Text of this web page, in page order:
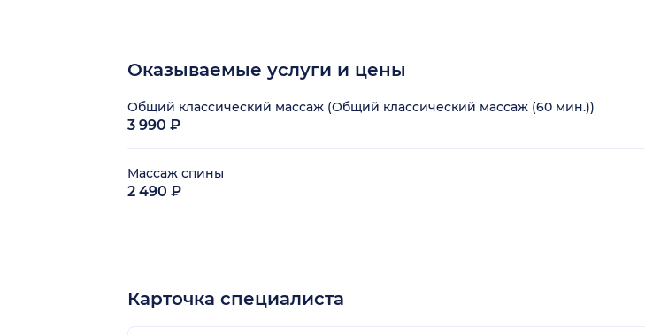
Оказываемые услуги и цены
Общий классический массаж (Общий классический массаж (60 мин.))
3 990 ₽
Массаж спины
2 490 ₽
Карточка специалиста